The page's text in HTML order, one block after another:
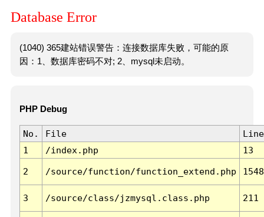
Database Error
(1040) 365建站错误警告：连接数据库失败，可能的原
因：1、数据库密码不对; 2、mysql未启动。
PHP Debug
No. File
Line
1
/index.php 13
2 /source/function/function_extend.php 1548
3 /source/class/jzmysql.class.php 211